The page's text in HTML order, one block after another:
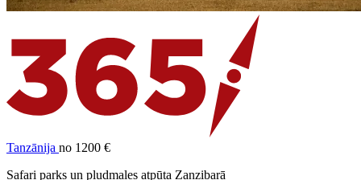
Tanzānija no 1200 €
Safari parks un pludmales atpūta Zanzibarā